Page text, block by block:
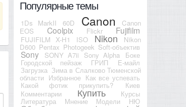
Популярные темы
1Ds MarkII 60D Canon
Canon
EOS
Coolpix Flickr Fujifilm
FUJIFILM X-H1 ISO Nikon Nikon
D600 Pentax Photogeek Soft-объектив
Sony SONY A7ii Sony Alpha Боке
Городской пейзаж ГРИП Е-майл
Загрузка Зима в Слалково Тюменской
области Избранное Как все успевать
Какой фотик прикупить?
Киев
Комментарии
Купить Курсы
Литература Мнение Модели НЮ